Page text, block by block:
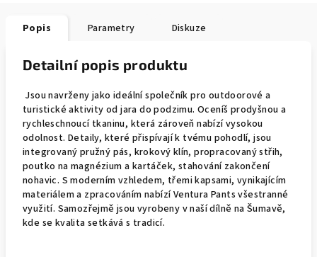
Popis Parametry Diskuze
Detailní popis produktu
Jsou navrženy jako ideální společník pro outdoorové a
turistické aktivity od jara do podzimu. Oceníš prodyšnou a
rychleschnoucí tkaninu, která zároveň nabízí vysokou
odolnost. Detaily, které přispívají k tvému pohodlí, jsou
integrovaný pružný pás, krokový klín, propracovaný střih,
poutko na magnézium a kartáček, stahování zakončení
nohavic. S moderním vzhledem, třemi kapsami, vynikajícím
materiálem a zpracováním nabízí Ventura Pants všestranné
využití. Samozřejmě jsou vyrobeny v naší dílně na Šumavě,
kde se kvalita setkává s tradicí.